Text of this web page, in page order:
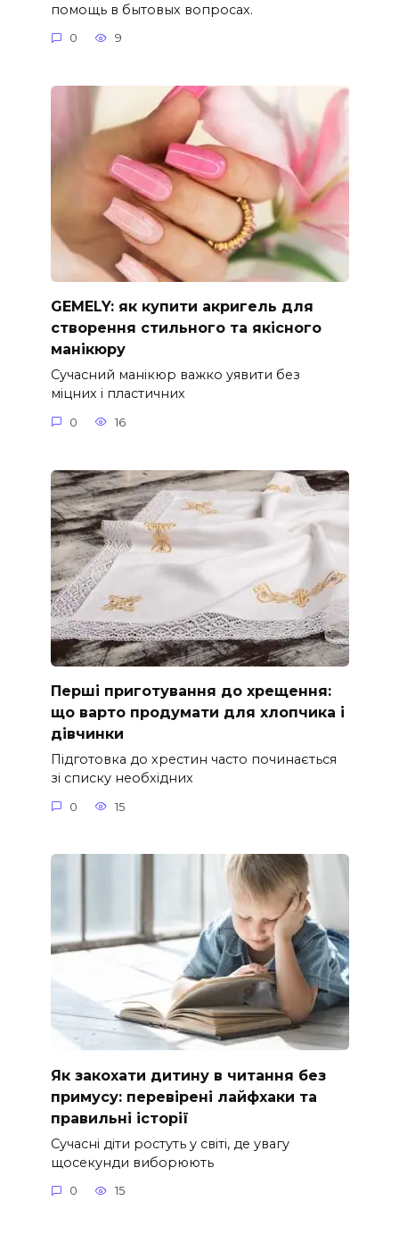
помощь в бытовых вопросах.
0 9
GEMELY: як купити акригель для
створення стильного та якісного
манікюру
Сучасний манікюр важко уявити без
міцних і пластичних
0 16
Перші приготування до хрещення:
що варто продумати для хлопчика і
дівчинки
Підготовка до хрестин часто починається
зі списку необхідних
0 15
Як закохати дитину в читання без
примусу: перевірені лайфхаки та
правильні історії
Сучасні діти ростуть у світі, де увагу
щосекунди виборюють
0 15